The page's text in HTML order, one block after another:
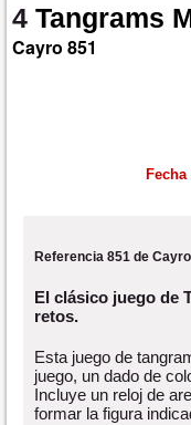
4 Tangrams
Cayro 851
Fecha
Referencia 851 de Cayro
El clásico juego de
retos.
Esta juego de
juego, un dado de
Incluye un reloj de
formar la figura